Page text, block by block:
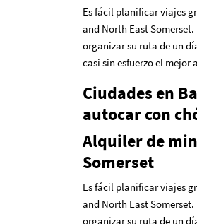
Es fácil planificar viajes
and North East
organizar su ruta de un
casi sin esfuerzo el mejor
Ciudades en
autocar con
Alquiler de
Somerset
Es fácil planificar viajes
and North East
organizar su ruta de un